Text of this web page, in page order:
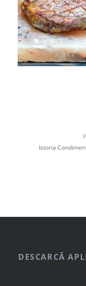
Istoria
DESCARCĂ